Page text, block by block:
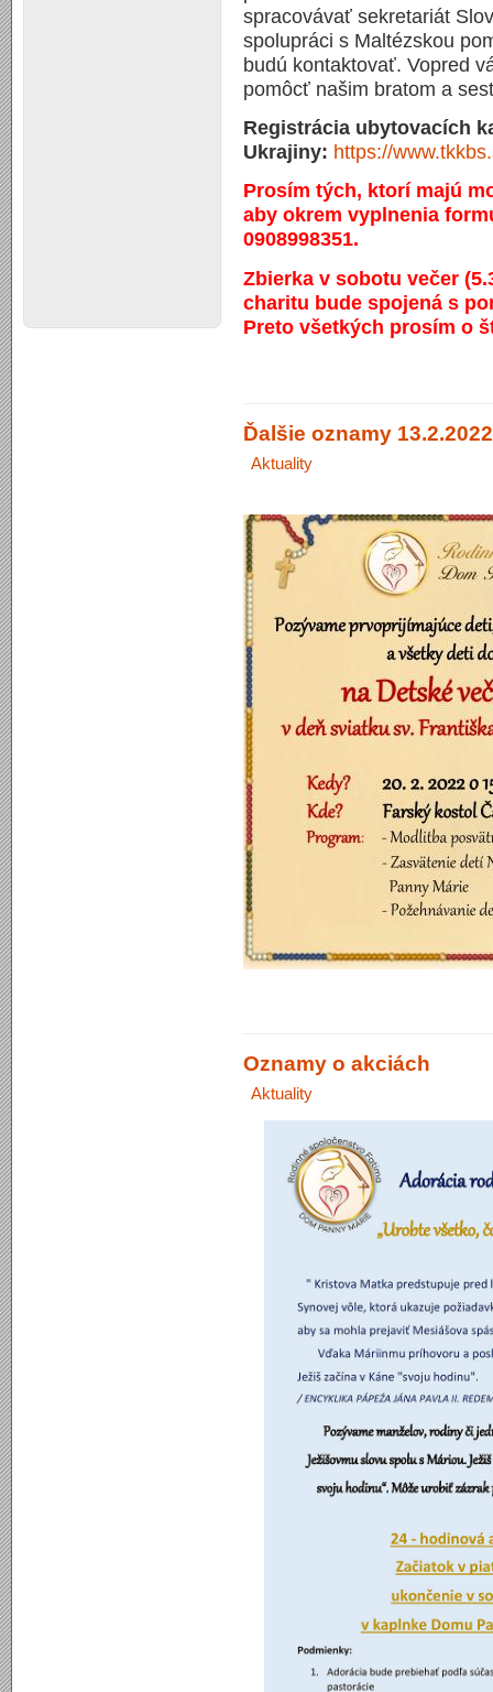
spracovávať sekretariát
spolupráci s Maltézskou
budú kontaktovať. Vopred
pomôcť našim bratom a
Registrácia ubytovacích
Ukrajiny: https://
Prosím tých, ktorí majú
aby okrem vyplnenia
0908998351.
Zbierka v sobotu večer
charitu bude spojená s
Preto všetkých prosím o
Ďalšie oznamy 13.2.2022
Aktuality
Oznamy o akciách
Aktuality